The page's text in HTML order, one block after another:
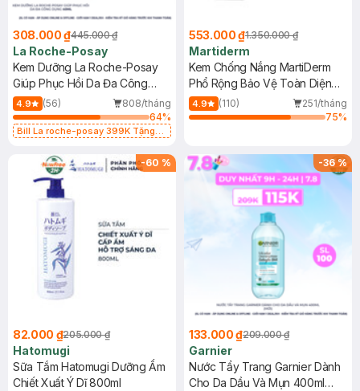
308.000 ₫445.000 ₫
La Roche-Posay
Kem Dưỡng La Roche-Posay
Giúp Phục Hồi Da Đa Công
Dụng 40ml
4.9 (56)
808/tháng
64%
Bill La roche-posay 399K Tặng
(SL có hạn)
553.000 ₫1.350.000 ₫
Martiderm
Kem Chống Nắng MartiDerm
Phổ Rộng Bảo Vệ Toàn Diện
40ml
4.9 (110)
251/tháng
75%
-60 %
82.000 ₫205.000 ₫
Hatomugi
Sữa Tắm Hatomugi Dưỡng Ẩm
Chiết Xuất Ý Dĩ 800ml
-36%
133.000 ₫209.000 ₫
Garnier
Nước Tẩy Trang Garnier Dành
Cho Da Dầu Và Mụn 400ml